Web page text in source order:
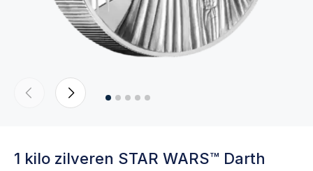
1 kilo zilveren STAR WARS™ Darth